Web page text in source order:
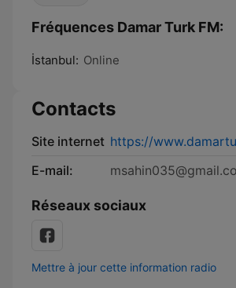
Fréquences Damar Turk FM:
İstanbul: Online
Contacts
Site internet https://
E-mail:
Réseaux sociaux
Mettre à jour cette information radio